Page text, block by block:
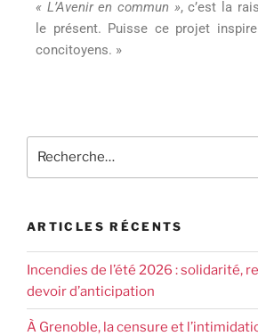
« L’Avenir en commun », c’est la
le présent. Puisse ce projet
concitoyens. »
ARTICLES RÉCENTS
Incendies de l’été 2026 : solidarité,
devoir d’anticipation
À Grenoble, la censure et